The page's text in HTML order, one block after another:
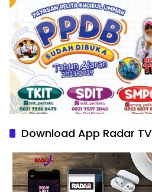
Download App Radar TV